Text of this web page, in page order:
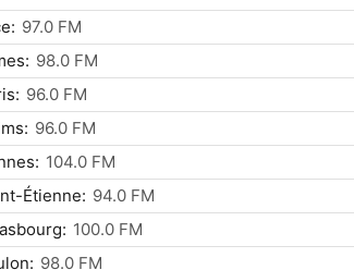
97.0 FM
98.0 FM
96.0 FM
96.0 FM
104.0 FM
Étienne: 94.0 FM
100.0 FM
98.0 FM